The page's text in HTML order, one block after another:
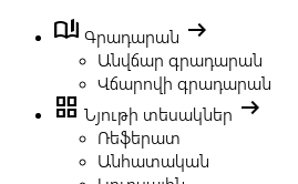
book_ribbon Գրադարան arrow_right_alt
Անվճար գրադարան
Վճարովի գրադարան
grid_view Նյութի տեսակներ arrow_right_alt
Ռեֆերատ
Անհատական